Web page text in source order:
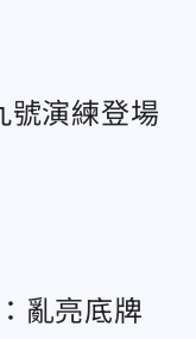
演練登場
亂亮底牌